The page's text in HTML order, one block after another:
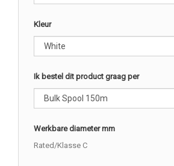
Kleur
Ik bestel dit product graag per
Werkbare diameter mm
Rated/Klasse C